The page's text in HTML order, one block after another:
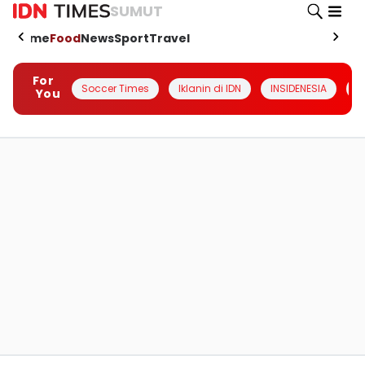
SUMUT
HomeFoodNewsSportTravel
For
You
Soccer Times Iklanin di IDN INSIDENESIA